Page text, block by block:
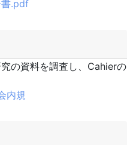
書.pdf
の資料を調査し、Cahierの
内規